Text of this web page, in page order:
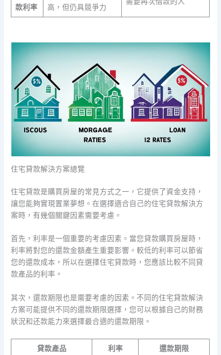
款利率
高，但仍具競爭力
住宅貸款解決方案總覽
住宅貸款是購買房屋的常見方式之一，它提供了資金支持，
讓您能夠實現置業夢想。在選擇適合自己的住宅貸款解決方
案時，有幾個關鍵因素需要考慮。
首先，利率是一個重要的考慮因素。當您貸款購買房屋時，
利率將對您的還款金額產生重要影響。較低的利率可以節省
您的還款成本，所以在選擇住宅貸款時，您應該比較不同貸
款產品的利率。
其次，還款期限也是需要考慮的因素。不同的住宅貸款解決
方案可能提供不同的還款期限選擇，您可以根據自己的財務
狀況和还款能力來選擇最合適的還款期限。
貸款產品 利率 還款期限